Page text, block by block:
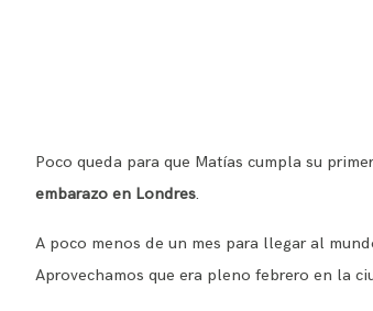
Poco queda para que Matías cumpla su
embarazo en Londres.
A poco menos de un mes para llegar al
Aprovechamos que era pleno febrero en la